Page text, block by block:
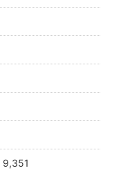
9,351